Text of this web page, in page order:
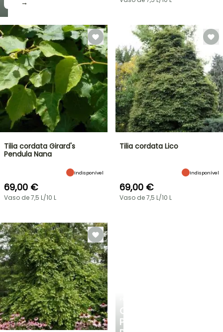
→
CONSELHOS
PERSONALIZADOS
Tilia cordata Girard's
Pendula Nana
Indisponível
69,00 €
Vaso de 7,5 L/10 L
Tilia cordata Lico
Indisponível
69,00 €
Vaso de 7,5 L/10 L